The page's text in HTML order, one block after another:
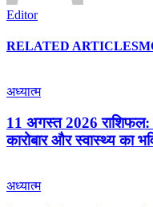
Editor
RELATED ARTICLES
अध्यात्म
11 अगस्त 2026 राशिफल:
कारोबार और स्वास्थ्य का
अध्यात्म